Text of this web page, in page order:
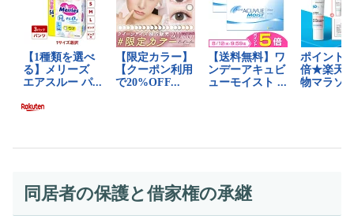
同居者の保護と借家権の承継